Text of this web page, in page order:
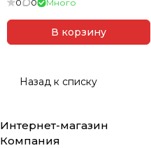
Стандартные
Подшипники с
Подшипники из
нестандартные серии)
0 0 Много
В корзину
Назад к списку
Интернет-магазин
Компания